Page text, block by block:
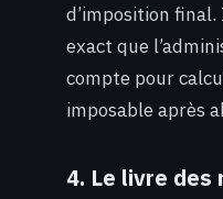
d’imposition
exact que
compte pour
imposable après
4. Le livre